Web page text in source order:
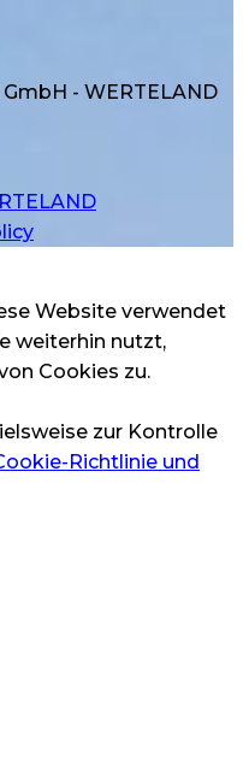
- WERTELAND
Website verwendet
weiterhin nutzt,
Cookies zu.
zur Kontrolle
Richtlinie und